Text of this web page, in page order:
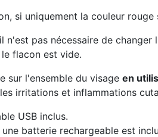
si uniquement la couleur
n'est pas nécessaire de
flacon est vide.
sur l'ensemble du visage en
irritations et inflammations
USB inclus.
une batterie rechargeable est